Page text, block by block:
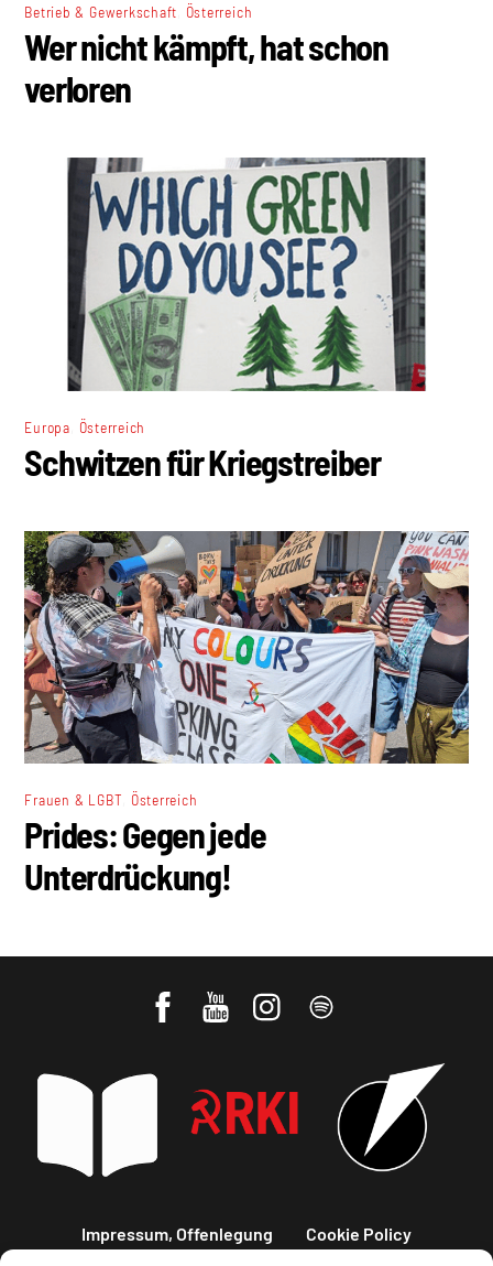
Betrieb & Gewerkschaft Österreich
Wer nicht kämpft, hat schon
verloren
Europa Österreich
Schwitzen für Kriegstreiber
Frauen & LGBT Österreich
Prides: Gegen jede
Unterdrückung!
Impressum, Offenlegung Cookie Policy